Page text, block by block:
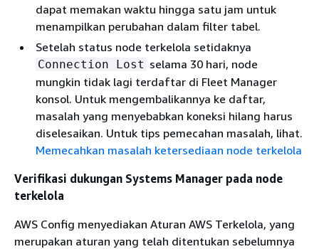
dapat memakan waktu hingga satu jam untuk
menampilkan perubahan dalam filter tabel.
Setelah status node terkelola setidaknya
Connection Lost selama 30 hari, node
mungkin tidak lagi terdaftar di Fleet Manager
konsol. Untuk mengembalikannya ke daftar,
masalah yang menyebabkan koneksi hilang harus
diselesaikan. Untuk tips pemecahan masalah, lihat.
Memecahkan masalah ketersediaan node terkelola
Verifikasi dukungan Systems Manager pada node
terkelola
AWS Config menyediakan Aturan AWS Terkelola, yang
merupakan aturan yang telah ditentukan sebelumnya